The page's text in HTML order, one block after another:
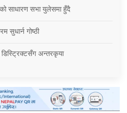
साधारण सभा युलेसमा हुँदै
सुधार्न गोष्ठी
डिस्ट्रिक्टसँग अन्तरकृया